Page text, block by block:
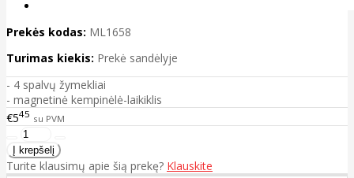
Prekės kodas: ML1658
Turimas kiekis: Prekė sandėlyje
- 4 spalvų žymekliai
- magnetinė kempinėlė-laikiklis
€545 su PVM
Turite klausimų apie šią prekę? Klauskite